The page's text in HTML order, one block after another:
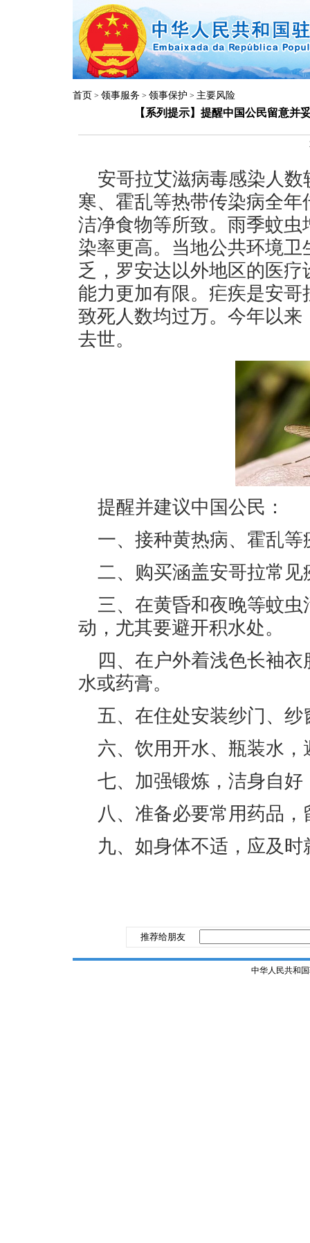
首页 > 领事服务 > 领事保护 > 主要风险
【系列提示】提醒中国公民留意并
安哥拉艾滋病毒感染人
寒、霍乱等热带传染病全
洁净食物等所致。雨季蚊
染率更高。当地公共环境
乏，罗安达以外地区的医
能力更加有限。疟疾是安
致死人数均过万。今年以
去世。
提醒并建议中国公民：
一、接种黄热病、霍乱
二、购买涵盖安哥拉常
三、在黄昏和夜晚等蚊
动，尤其要避开积水处。
四、在户外着浅色长袖
水或药膏。
五、在住处安装纱门、
六、饮用开水、瓶装水
七、加强锻炼，洁身自
八、准备必要常用药品
九、如身体不适，应及
推荐给朋友
中华人民共和